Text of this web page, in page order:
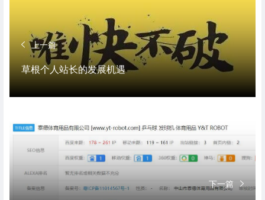
上一篇
草根个人站长的发展机遇
下一篇